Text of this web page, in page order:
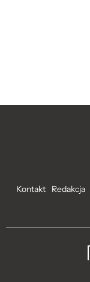
Kontakt Redakcja